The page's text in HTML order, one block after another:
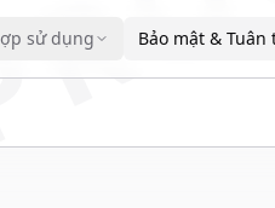
sử dụng Bảo mật & Tuân